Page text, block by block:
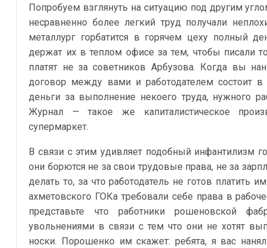
Попробуем взглянуть на ситуацию под другим
несравненно более легкий труд получали
металлург горбатится в горячем цеху полный
держат их в теплом офисе за тем, чтобы писали
платят не за советников Арбузова. Когда вы
договор между вами и работодателем состоит
деньги за выполнение некоего труда, нужного
Журнал — такое же капиталистическое
супермаркет.
В связи с этим удивляет подобный инфантилизм
они борются не за свои трудовые права, не за
делать то, за что работодатель не готов платить
ахметовского ГОКа требовали себе права в
представьте что работники рошеновской
увольнениями в связи с тем что они не хотят
носки. Порошенко им скажет: ребята, я вас